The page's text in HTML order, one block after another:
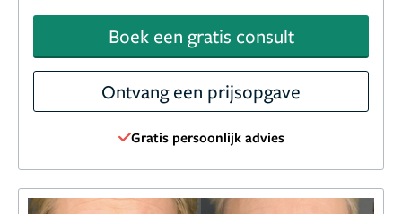
Boek een gratis consult
Ontvang een prijsopgave
Gratis persoonlijk advies